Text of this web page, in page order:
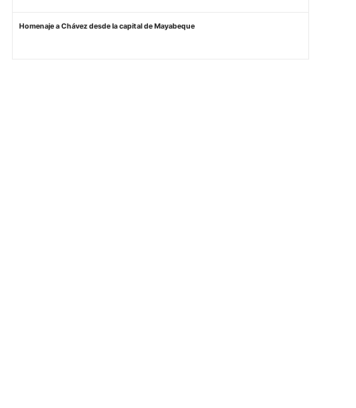
Homenaje a Chávez desde la capital de Mayabeque